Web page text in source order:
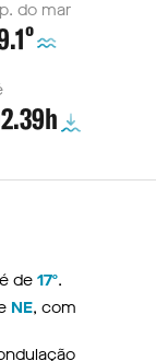
do mar
º
de 17º.
NE, com